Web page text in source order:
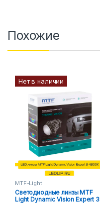
Похожие
Нет в наличии
MTF-Light
Светодиодные линзы MTF
Light Dynamic Vision Expert 3